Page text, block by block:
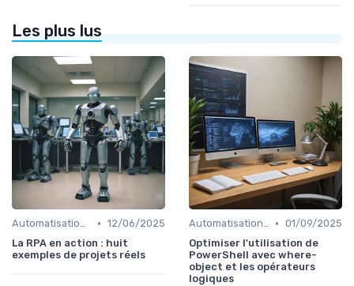
Les plus lus
Automatisation et RPA • 12/06/2025
La RPA en action : huit
exemples de projets réels
Automatisation et RPA • 01/09/2025
Optimiser l'utilisation de
PowerShell avec where-
object et les opérateurs
logiques